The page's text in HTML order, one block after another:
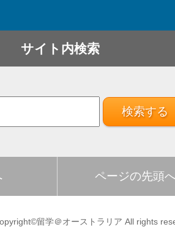
サイト内検索
ページの先頭
留学＠オーストラリア All rights